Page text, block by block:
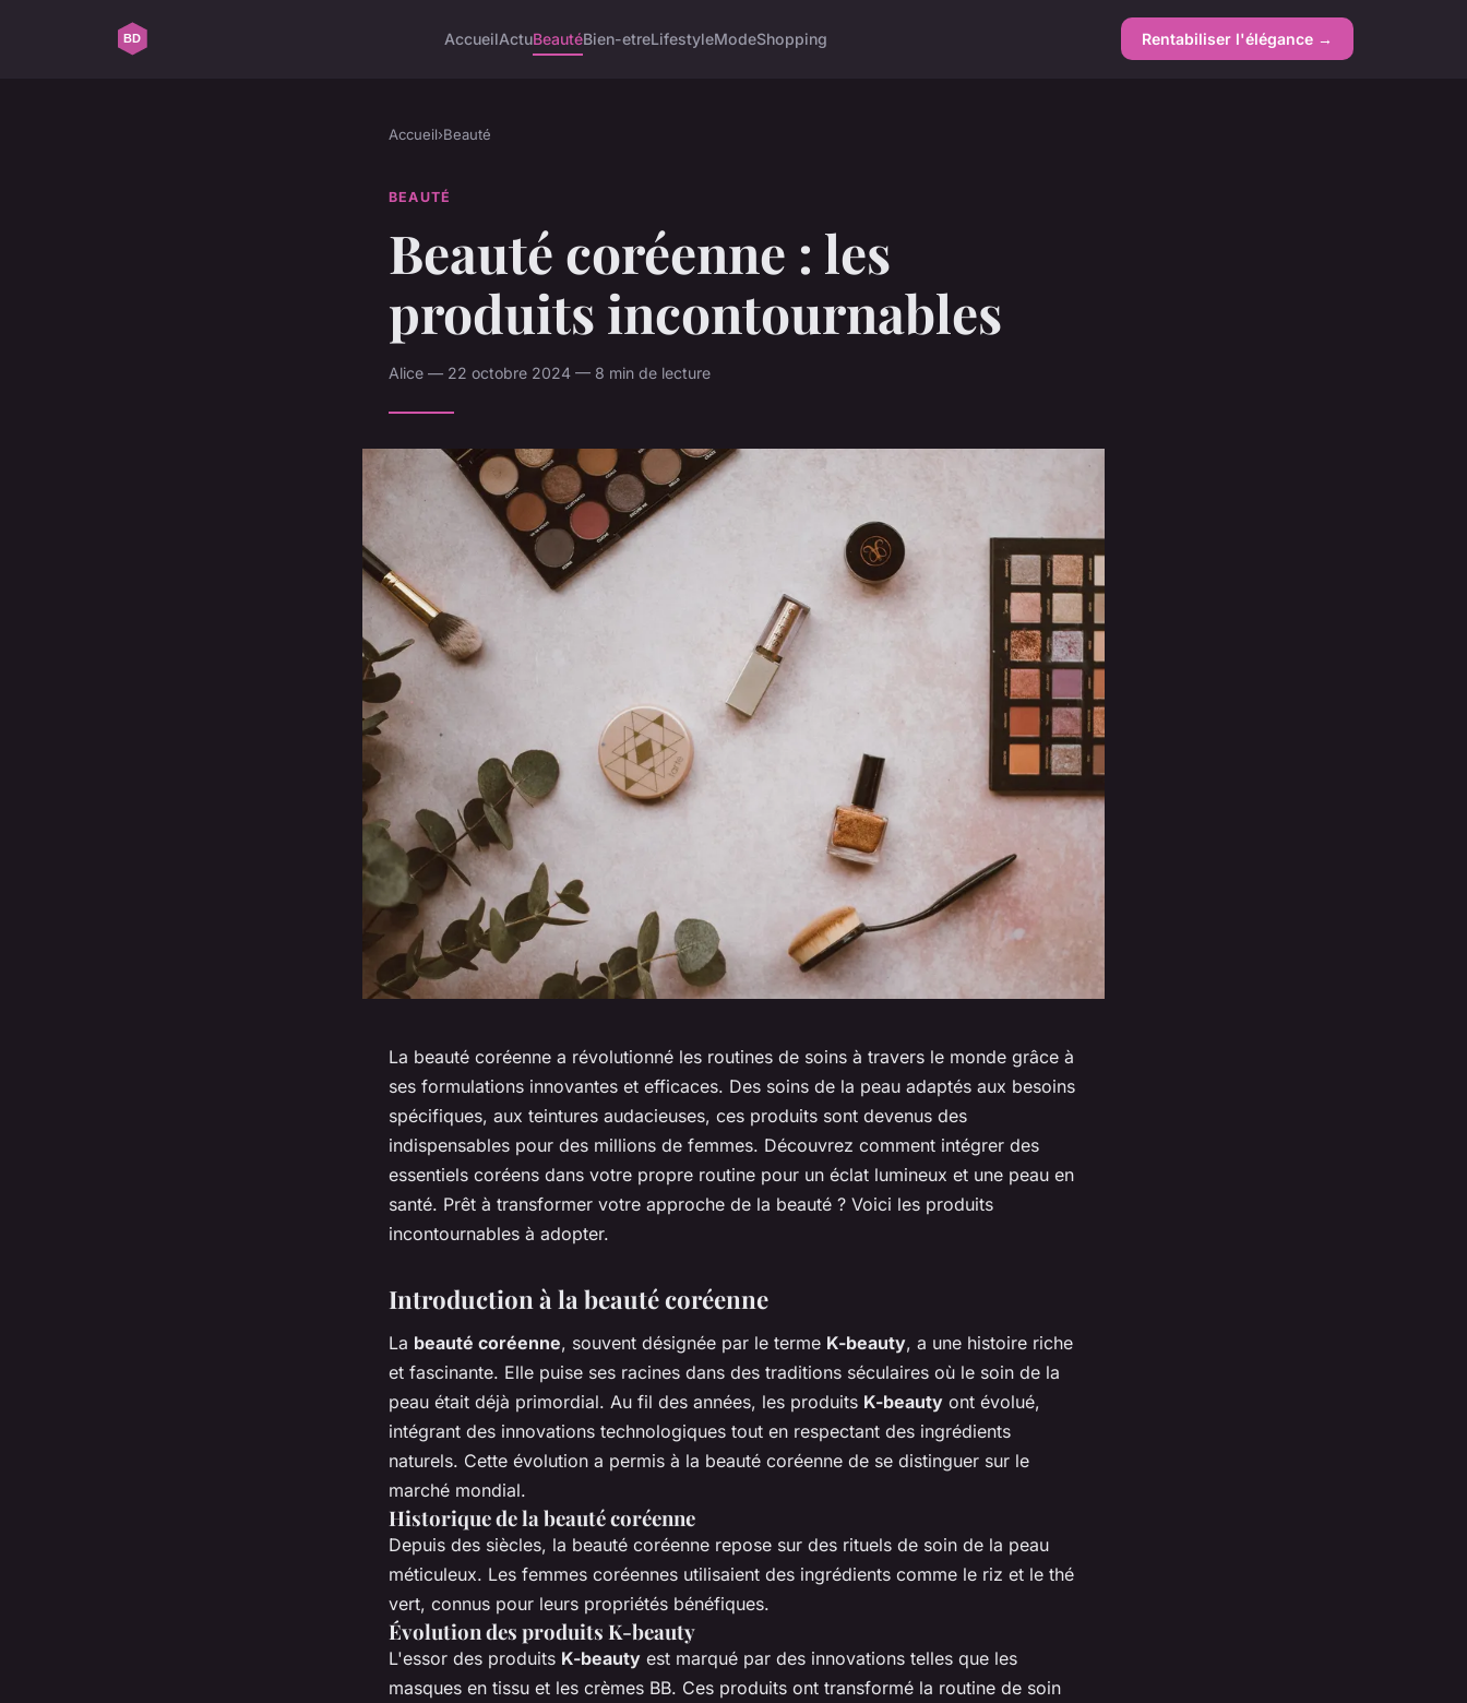
AccueilActuBeautéBien-etreLifestyleModeShopping Rentabiliser l'élégance →
Accueil›Beauté
BEAUTÉ
Beauté coréenne : les
produits incontournables
Alice — 22 octobre 2024 — 8 min de lecture
La beauté coréenne a révolutionné les routines de soins à travers le monde grâce à
ses formulations innovantes et efficaces. Des soins de la peau adaptés aux besoins
spécifiques, aux teintures audacieuses, ces produits sont devenus des
indispensables pour des millions de femmes. Découvrez comment intégrer des
essentiels coréens dans votre propre routine pour un éclat lumineux et une peau en
santé. Prêt à transformer votre approche de la beauté ? Voici les produits
incontournables à adopter.
Introduction à la beauté coréenne
La beauté coréenne, souvent désignée par le terme K-beauty, a une histoire riche
et fascinante. Elle puise ses racines dans des traditions séculaires où le soin de la
peau était déjà primordial. Au fil des années, les produits K-beauty ont évolué,
intégrant des innovations technologiques tout en respectant des ingrédients
naturels. Cette évolution a permis à la beauté coréenne de se distinguer sur le
marché mondial.
Historique de la beauté coréenne
Depuis des siècles, la beauté coréenne repose sur des rituels de soin de la peau
méticuleux. Les femmes coréennes utilisaient des ingrédients comme le riz et le thé
vert, connus pour leurs propriétés bénéfiques.
Évolution des produits K-beauty
L'essor des produits K-beauty est marqué par des innovations telles que les
masques en tissu et les crèmes BB. Ces produits ont transformé la routine de soin